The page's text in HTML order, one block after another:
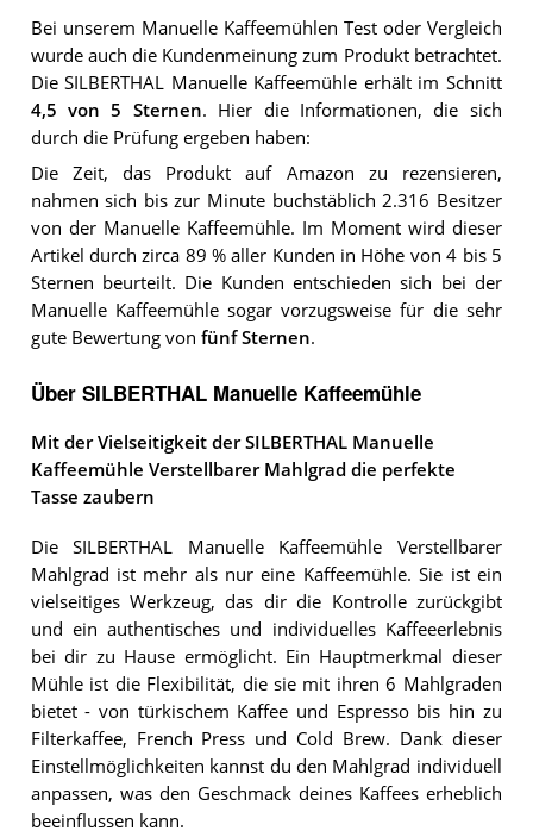
Bei unserem Manuelle Kaffeemühlen Test oder Vergleich
wurde auch die Kundenmeinung zum Produkt betrachtet.
Die SILBERTHAL Manuelle Kaffeemühle erhält im Schnitt
4,5 von 5 Sternen. Hier die Informationen, die sich
durch die Prüfung ergeben haben:
Die Zeit, das Produkt auf Amazon zu rezensieren,
nahmen sich bis zur Minute buchstäblich 2.316 Besitzer
von der Manuelle Kaffeemühle. Im Moment wird dieser
Artikel durch zirca 89 % aller Kunden in Höhe von 4 bis 5
Sternen beurteilt. Die Kunden entschieden sich bei der
Manuelle Kaffeemühle sogar vorzugsweise für die sehr
gute Bewertung von fünf Sternen.
Über SILBERTHAL Manuelle Kaffeemühle
Mit der Vielseitigkeit der SILBERTHAL Manuelle
Kaffeemühle Verstellbarer Mahlgrad die perfekte
Tasse zaubern
Die SILBERTHAL Manuelle Kaffeemühle Verstellbarer
Mahlgrad ist mehr als nur eine Kaffeemühle. Sie ist ein
vielseitiges Werkzeug, das dir die Kontrolle zurückgibt
und ein authentisches und individuelles Kaffeeerlebnis
bei dir zu Hause ermöglicht. Ein Hauptmerkmal dieser
Mühle ist die Flexibilität, die sie mit ihren 6 Mahlgraden
bietet - von türkischem Kaffee und Espresso bis hin zu
Filterkaffee, French Press und Cold Brew. Dank dieser
Einstellmöglichkeiten kannst du den Mahlgrad individuell
anpassen, was den Geschmack deines Kaffees erheblich
beeinflussen kann.